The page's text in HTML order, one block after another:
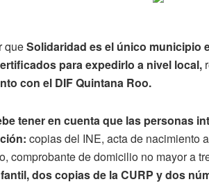
queSolidaridad es el único municipio
para expedirlo a nivel local,
con el DIF Quintana Roo.
tener en cuenta que las personas
copias del INE, acta de nacimiento
comprobante de domicilio no mayor a
dos copias de la CURP y dos